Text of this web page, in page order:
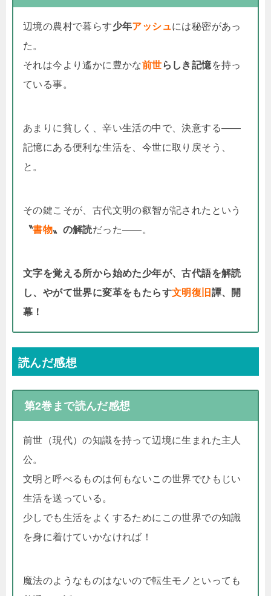
辺境の農村で暮らす少年アッシュには秘密があっ
た。
それは今より遙かに豊かな前世らしき記憶を持っ
ている事。
あまりに貧しく、辛い生活の中で、決意する――
記憶にある便利な生活を、今世に取り戻そう、
と。
その鍵こそが、古代文明の叡智が記されたという
〝書物〟の解読だった――。
文字を覚える所から始めた少年が、古代語を解読
し、やがて世界に変革をもたらす文明復旧 譚、開
幕！
読んだ感想
第2巻まで読んだ感想
前世（現代）の知識を持って辺境に生まれた主人
公。
文明と呼べるものは何もないこの世界でひもじい
生活を送っている。
少しでも生活をよくするためにこの世界での知識
を身に着けていかなければ！
魔法のようなものはないので転生モノといっても